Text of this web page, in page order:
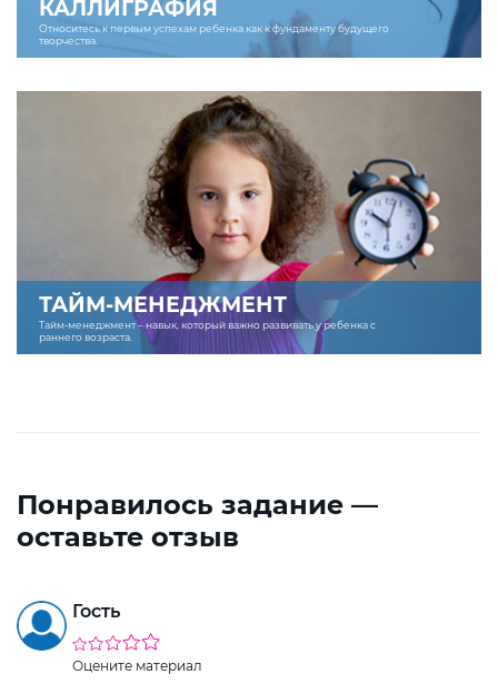
КАЛЛИГРАФИЯ
Относитесь к первым успехам ребенка как к фундаменту будущего
творчества.
ТАЙМ-МЕНЕДЖМЕНТ
Тайм-менеджмент – навык, который важно развивать у ребенка с
раннего возраста.
Понравилось задание —
оставьте отзыв
Гость
Оцените материал